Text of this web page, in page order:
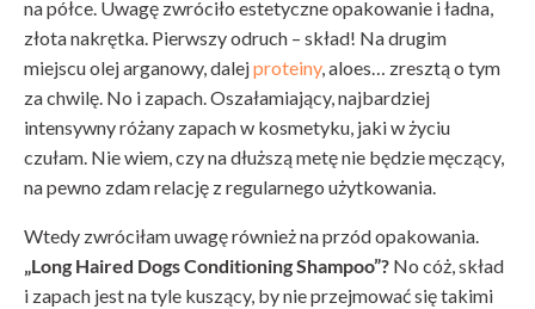
na półce. Uwagę zwróciło estetyczne opakowanie i ładna,
złota nakrętka. Pierwszy odruch – skład! Na drugim
miejscu olej arganowy, dalejproteiny, aloes… zresztą o tym
za chwilę. No i zapach. Oszałamiający, najbardziej
intensywny różany zapach w kosmetyku, jaki w życiu
czułam. Nie wiem, czy na dłuższą metę nie będzie męczący,
na pewno zdam relację z regularnego użytkowania.
Wtedy zwróciłam uwagę również na przód opakowania.
„Long Haired Dogs Conditioning Shampoo”? No cóż, skład
i zapach jest na tyle kuszący, by nie przejmować się takimi